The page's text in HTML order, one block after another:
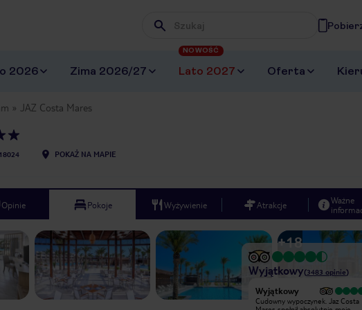
Wpisz frazę, której szukasz
2026 Zima 2026/27 Lato 2027
NOWOŚĆ
Oferta
JAZ Costa Mares
POKAŻ NA MAPIE
Opinie Pokoje Wyżywienie Atrakcje
Ważne
1
+18
Wyjątkowy(3483 opinie)
Wyjątkowy
Jeden z lepszych hoteli w których
Wyjątkowy
Cudowny wypoczynek. Jaz Costa